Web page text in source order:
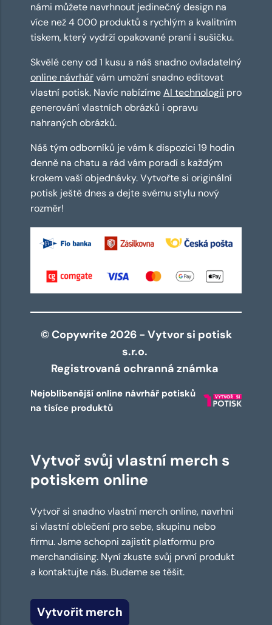
námi můžete navrhnout jedinečný design na
více než 4 000 produktů s rychlým a kvalitním
tiskem, který vydrží opakované praní i sušičku.
Skvělé ceny od 1 kusu a náš snadno ovladatelný
online návrhářvám umožní snadno editovat
vlastní potisk. Navíc nabízímeAI technologii pro
generování vlastních obrázků i opravu
nahraných obrázků.
Náš tým odborníků je vám k dispozici 19 hodin
denně na chatu a rád vám poradí s každým
krokem vaší objednávky. Vytvořte si originální
potisk ještě dnes a dejte svému stylu nový
rozměr!
© Copywrite 2026 - Vytvor si potisk
s.r.o.
Registrovaná ochranná známka
Nejoblíbenější online návrhář potisků
na tisíce produktů
Vytvoř svůj vlastní merch s
potiskem online
Vytvoř si snadno vlastní merch online, navrhni
si vlastní oblečení pro sebe, skupinu nebo
firmu. Jsme schopni zajistit platformu pro
merchandising. Nyní zkuste svůj první produkt
a kontaktujte nás. Budeme se těšit.
Vytvořit merch